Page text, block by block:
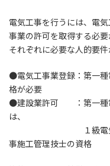
電気工事を行うには、電
事業の許可を取得する必要
それぞれに必要な人的要件
●電気工事業登録：第一
格が必要
●建設業許可 ：第一種電
は、
１級電気工事施
事施工管理技士の資格